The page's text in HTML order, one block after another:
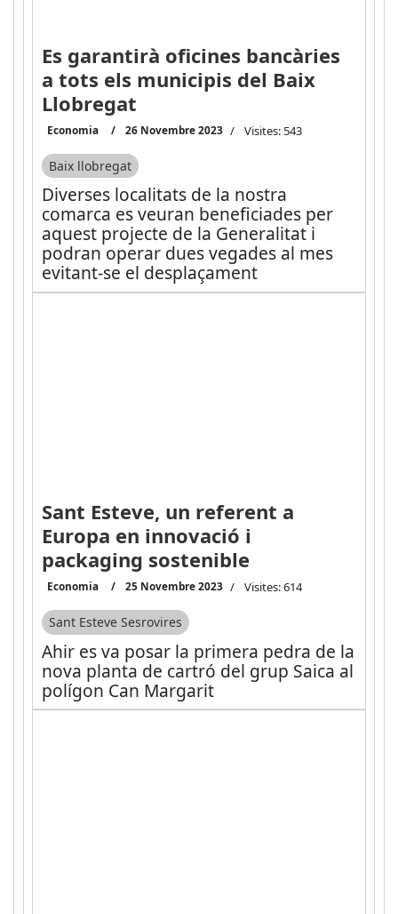
Es garantirà oficines bancàries
a tots els municipis del Baix
Llobregat
Economia 26 Novembre 2023 Visites: 543
Baix llobregat
Diverses localitats de la nostra
comarca es veuran beneficiades per
aquest projecte de la Generalitat i
podran operar dues vegades al mes
evitant-se el desplaçament
Sant Esteve, un referent a
Europa en innovació i
packaging sostenible
Economia 25 Novembre 2023 Visites: 614
Sant Esteve Sesrovires
Ahir es va posar la primera pedra de la
nova planta de cartró del grup Saica al
polígon Can Margarit